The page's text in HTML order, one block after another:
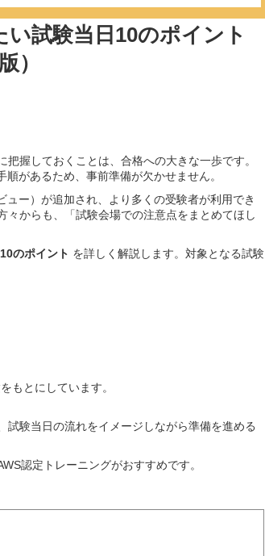
い試験当日10のポイント
）
握しておくことは、合格への大きな一歩です。
があるため、事前準備が欠かせません。
ー）が追加され、より多くの受験者が利用でき
々からも、「試験会場での注意点をまとめてほし
のポイント を詳しく解説します。 対象となる試験
もとにしています。
試験当日の流れをイメージしながら準備を進める
認定トレーニングがおすすめです。